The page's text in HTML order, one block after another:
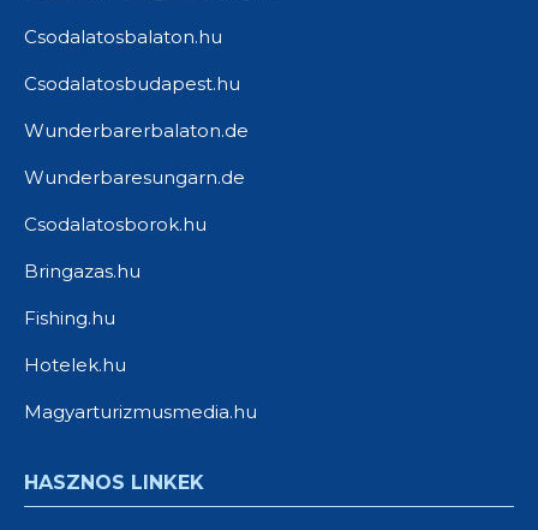
Csodalatosbalaton.hu
Csodalatosbudapest.hu
Wunderbarerbalaton.de
Wunderbaresungarn.de
Csodalatosborok.hu
Bringazas.hu
Fishing.hu
Hotelek.hu
Magyarturizmusmedia.hu
HASZNOS LINKEK